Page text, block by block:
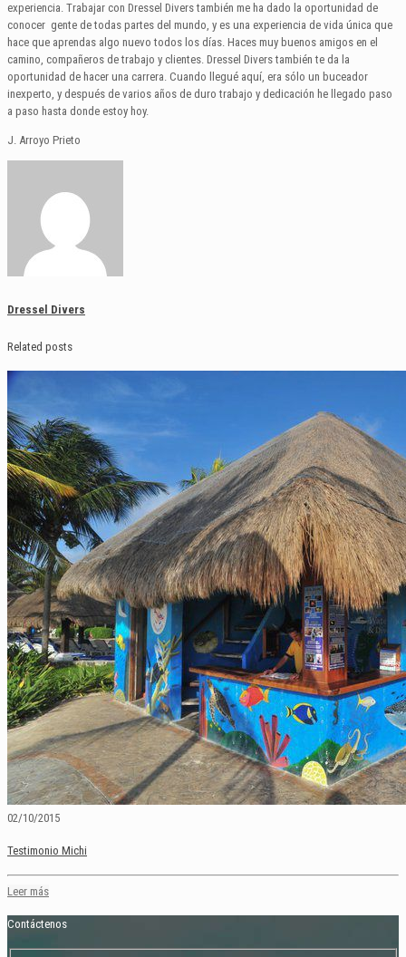
experiencia. Trabajar con Dressel Divers también me ha dado la oportunidad de
conocer gente de todas partes del mundo, y es una experiencia de vida única que
hace que aprendas algo nuevo todos los días. Haces muy buenos amigos en el
camino, compañeros de trabajo y clientes. Dressel Divers también te da la
oportunidad de hacer una carrera. Cuando llegué aquí, era sólo un buceador
inexperto, y después de varios años de duro trabajo y dedicación he llegado paso
a paso hasta donde estoy hoy.
J. Arroyo Prieto
Dressel Divers
Related posts
02/10/2015
Testimonio Michi
Leer más
Contáctenos